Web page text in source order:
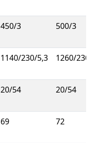
450/3 500/3
1140/230/5,3 1260/
20/54 20/54
69 72